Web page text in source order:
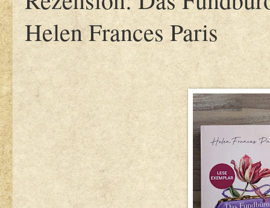
Helen Frances Paris